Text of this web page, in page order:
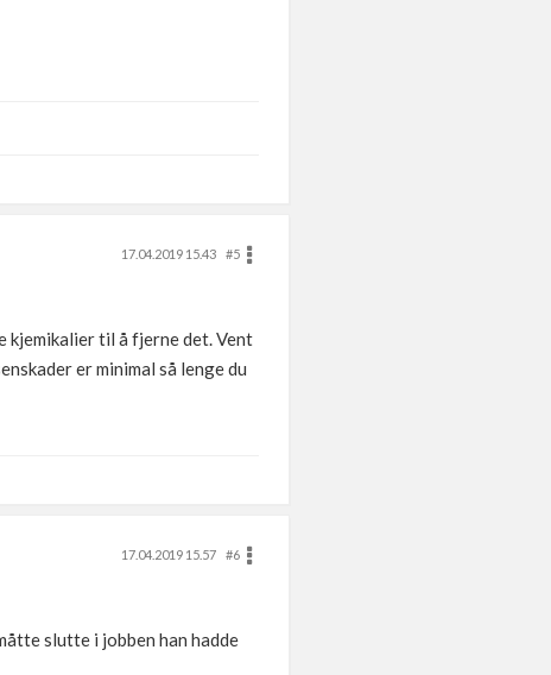
17.04.2019 15.43
#5
kjemikalier til å fjerne det. Vent
er minimal så lenge du
17.04.2019 15.57
#6
slutte i jobben han hadde